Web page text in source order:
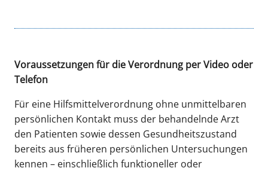
Voraussetzungen für die Verordnung per Video oder
Telefon
Für eine Hilfsmittelverordnung ohne unmittelbaren
persönlichen Kontakt muss der behandelnde Arzt
den Patienten sowie dessen Gesundheitszustand
bereits aus früheren persönlichen Untersuchungen
kennen – einschließlich funktioneller oder